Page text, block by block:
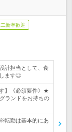
新卒歓迎
計担当として、食
ます◎
】《必須要件》★
ランドをお持ちの
転勤は基本的にあ